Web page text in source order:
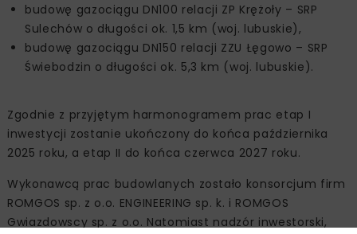
budowę gazociągu DN100 relacji ZP Krężoły – SRP
Sulechów o długości ok. 1,5 km (woj. lubuskie),
budowę gazociągu DN150 relacji ZZU Łęgowo – SRP
Świebodzin o długości ok. 5,3 km (woj. lubuskie).
Zgodnie z przyjętym harmonogramem prac etap I
inwestycji zostanie ukończony do końca października
2025 roku, a etap II do końca czerwca 2027 roku.
Wykonawcą prac budowlanych zostało konsorcjum firm
ROMGOS sp. z o.o. ENGINEERING sp. k. i ROMGOS
Gwiazdowscy sp. z o.o. Natomiast nadzór inwestorski,